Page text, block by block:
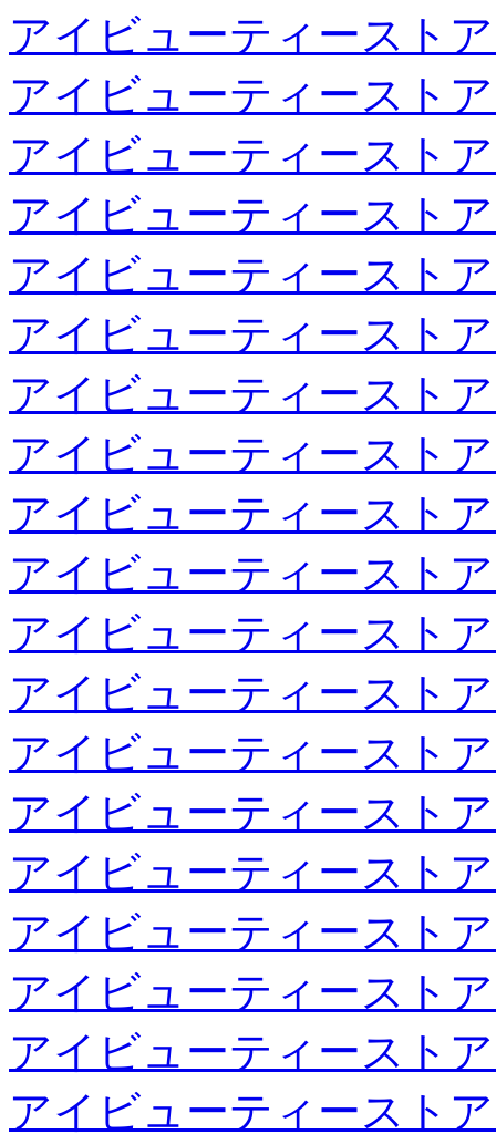
アイビューティースト
アイビューティースト
アイビューティースト
アイビューティースト
アイビューティースト
アイビューティースト
アイビューティースト
アイビューティースト
アイビューティースト
アイビューティースト
アイビューティースト
アイビューティースト
アイビューティースト
アイビューティースト
アイビューティースト
アイビューティースト
アイビューティースト
アイビューティースト
アイビューティースト